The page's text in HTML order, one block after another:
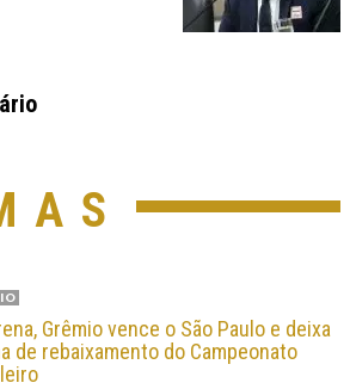
Grêmio vence o São Paulo e deixa
de rebaixamento do Campeonato